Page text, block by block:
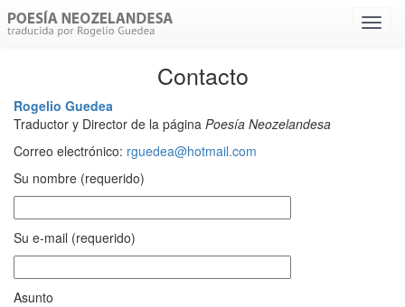
Menú
Contacto
Rogelio Guedea
Traductor y Director de la página Poesía Neozelandesa
Correo electrónico: rguedea@hotmail.com
Su nombre (requerido)
Su e-mail (requerido)
Asunto